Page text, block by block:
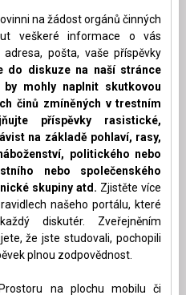
na žádost orgánů činných
veškeré informace o vás
pošta, vaše příspěvky
do diskuze na naší stránce
mohly naplnit skutkovou
činů zmíněných v trestním
příspěvky rasistické,
na základě pohlaví, rasy,
politického nebo
nebo společenského
skupiny atd. Zjistěte více
našeho portálu, které
diskutér. Zveřejněním
že jste studovali, pochopili
plnou zodpovědnost.
na plochu mobilu či